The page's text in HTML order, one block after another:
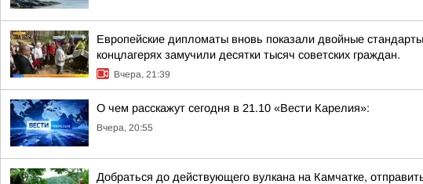
Европейские дипломаты вновь показали двойные
концлагерях замучили десятки тысяч советских граждан.
Вчера, 21:39
О чем расскажут сегодня в 21.10 «Вести Карелия»:
Вчера, 20:55
Добраться до действующего вулкана на Камчатке,